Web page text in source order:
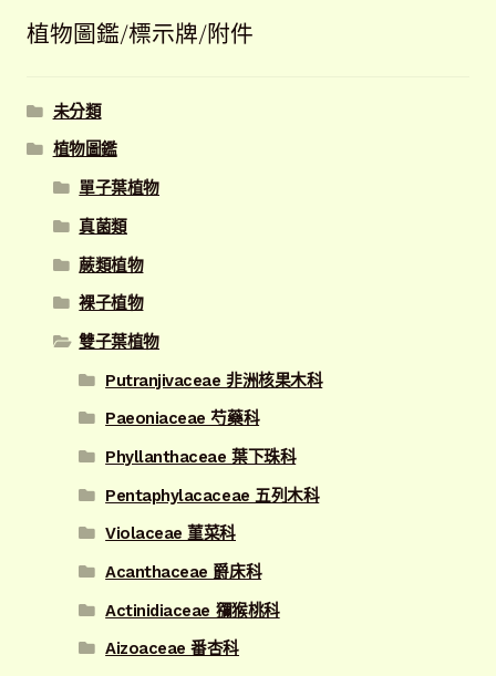
植物圖鑑/標示牌/附件
未分類
植物圖鑑
單子葉植物
真菌類
蕨類植物
裸子植物
雙子葉植物
Putranjivaceae 非洲核果木科
Paeoniaceae 芍藥科
Phyllanthaceae 葉下珠科
Pentaphylacaceae 五列木科
Violaceae 菫菜科
Acanthaceae 爵床科
Actinidiaceae 獼猴桃科
Aizoaceae 番杏科